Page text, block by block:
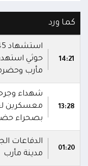
كما ورد
14:21
حوثي
مأرب
13:28
شهداء
معسكرين
بصحراء
01:20
الدفاعات
مدينة مأرب